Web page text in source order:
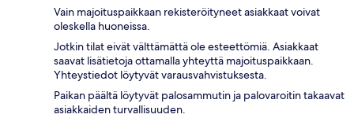
Vain majoituspaikkaan rekisteröityneet asiakkaat voivat
oleskella huoneissa.
Jotkin tilat eivät välttämättä ole esteettömiä. Asiakkaat
saavat lisätietoja ottamalla yhteyttä majoituspaikkaan.
Yhteystiedot löytyvät varausvahvistuksesta.
Paikan päältä löytyvät palosammutin ja palovaroitin takaavat
asiakkaiden turvallisuuden.